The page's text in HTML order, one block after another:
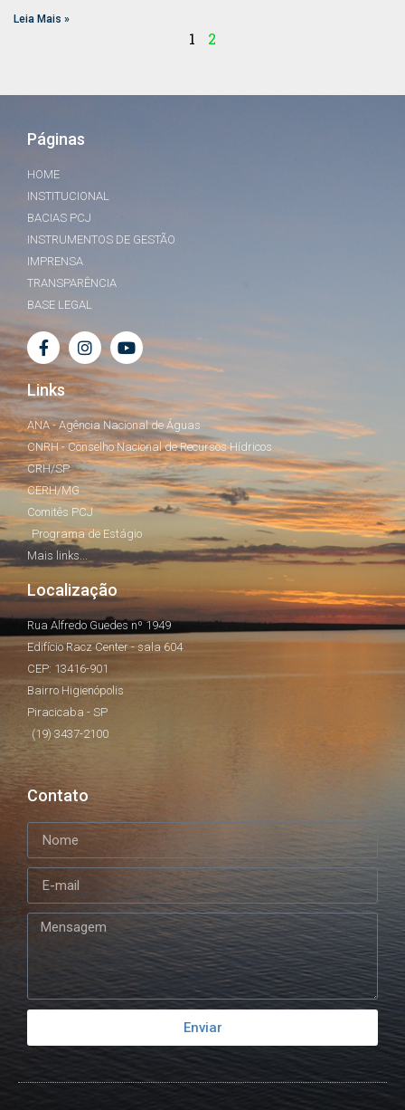
Leia Mais »
1 2
Páginas
HOME
INSTITUCIONAL
BACIAS PCJ
INSTRUMENTOS DE GESTÃO
IMPRENSA
TRANSPARÊNCIA
BASE LEGAL
Links
ANA - Agência Nacional de Águas
CNRH - Conselho Nacional de Recursos Hídricos
CRH/SP
CERH/MG
Comitês PCJ
Programa de Estágio
Mais links...
Localização
Rua Alfredo Guedes nº 1949
Edifício Racz Center - sala 604
CEP: 13416-901
Bairro Higienópolis
Piracicaba - SP
(19) 3437-2100
Contato
Enviar